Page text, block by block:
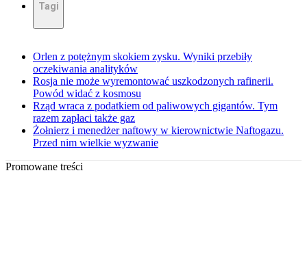
Tagi
Orlen z potężnym skokiem zysku. Wyniki przebiły
oczekiwania analityków
Rosja nie może wyremontować uszkodzonych rafinerii.
Powód widać z kosmosu
Rząd wraca z podatkiem od paliwowych gigantów. Tym
razem zapłaci także gaz
Żołnierz i menedżer naftowy w kierownictwie Naftogazu.
Przed nim wielkie wyzwanie
Promowane treści